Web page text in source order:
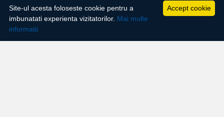
Accept cookie
Site-ul acesta foloseste cookie pentru a
imbunatati experienta vizitatorilor. Mai multe
informatii